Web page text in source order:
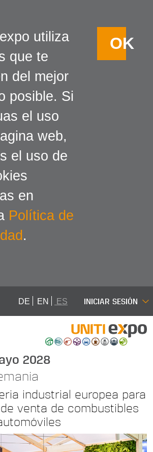
utiliza
que te
del mejor
posible. Si
el uso
web,
el uso de
en
Política de
.
OK
DE EN ES INICIAR SESIÓN
2028
industrial europea para
venta de combustibles